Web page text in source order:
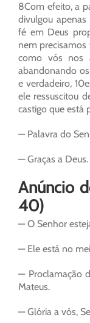
8Com efeito, a
divulgou
fé em Deus
nem precisamos
como vós nos
abandonando
e verdadeiro,
ele ressuscitou
castigo que está
— Palavra do
— Graças a Deus.
Anúncio
40)
— O Senhor
— Ele está no
— Proclamação
Mateus.
— Glória a vós,